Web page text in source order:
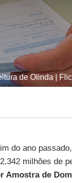
de Olinda |
do ano
milhões de
Amostra de